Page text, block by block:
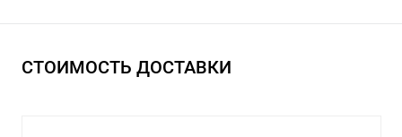
СТОИМОСТЬ ДОСТАВКИ